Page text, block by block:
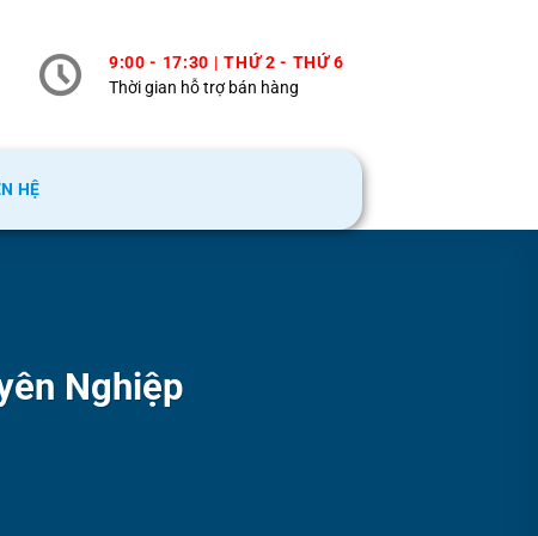
9:00 - 17:30 | THỨ 2 - THỨ 6
Thời gian hỗ trợ bán hàng
HỆ
Nghiệp